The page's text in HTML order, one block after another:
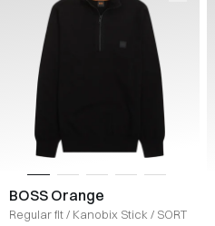
BOSS Orange
Regular fit/ Kanobix Stick / SORT